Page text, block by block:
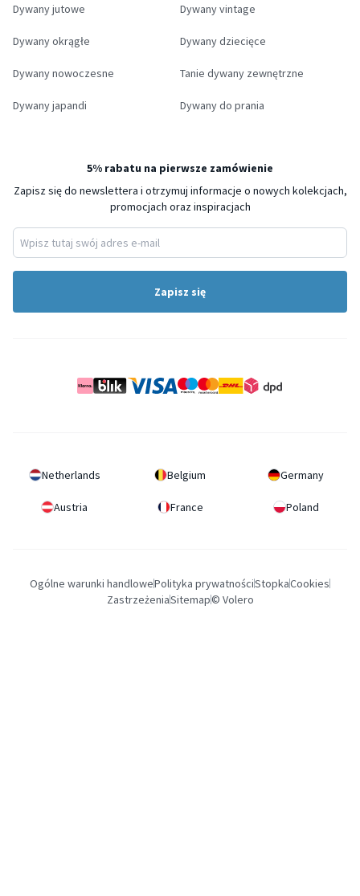
Dywany jutowe Dywany vintage
Dywany okrągłe Dywany dziecięce
Dywany nowoczesne Tanie dywany zewnętrzne
Dywany japandi Dywany do prania
5% rabatu na pierwsze zamówienie
Zapisz się do newslettera i otrzymuj informacje o nowych kolekcjach,
promocjach oraz inspiracjach
Zapisz się
Netherlands Belgium Germany
Austria France Poland
Ogólne warunki handlowePolityka prywatnościStopkaCookies
ZastrzeżeniaSitemap© Volero